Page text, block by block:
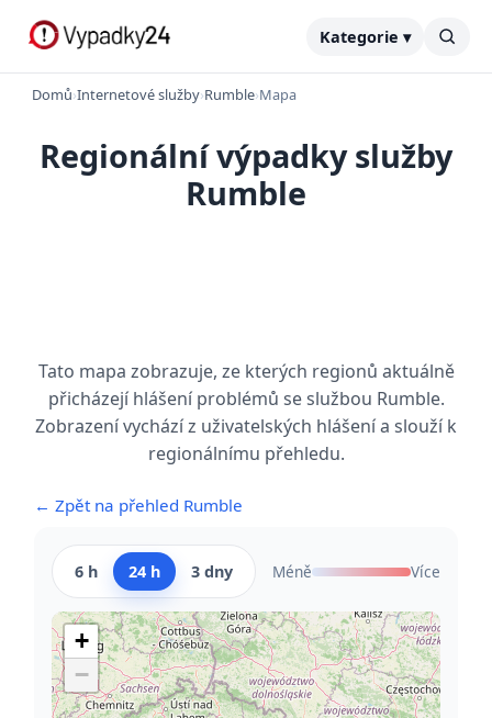
Kategorie ▾
Domů›Internetové služby›Rumble›Mapa
Regionální výpadky služby
Rumble
Tato mapa zobrazuje, ze kterých regionů aktuálně
přicházejí hlášení problémů se službou Rumble.
Zobrazení vychází z uživatelských hlášení a slouží k
regionálnímu přehledu.
← Zpět na přehled Rumble
6 h 24 h 3 dny Méně Více
+
−